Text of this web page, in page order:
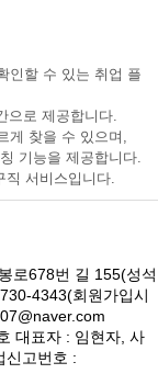
인할 수 있는 취업 플
으로 제공합니다.
게 찾을 수 있으며,
기능을 제공합니다.
직 서비스입니다.
로678번 길 155(성석
4343(회원가입시
대표자 : 임현자, 사
신고번호 :